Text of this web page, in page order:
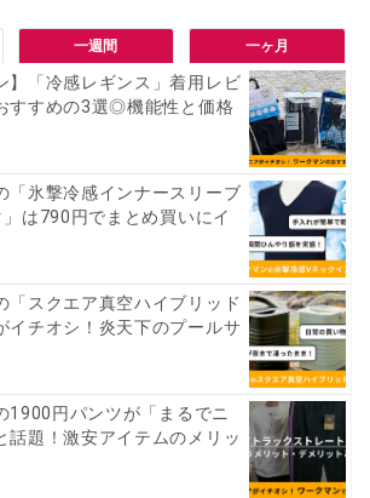
一週間 一ヶ月
】「冷感レギンス」着用レビ
すすめの3選◎機能性と価格
「氷撃冷感インナースリーブ
は790円でまとめ買いにイ
「スクエア真空ハイブリッド
イチオシ！炎天下のプールサ
1900円パンツが「まるでニ
話題！激安アイテムのメリッ